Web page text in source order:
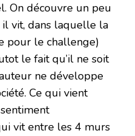
On découvre un peu
vit, dans laquelle la
pour le challenge)
le fait qu’il ne soit
ne développe
Ce qui vient
vit entre les 4 murs